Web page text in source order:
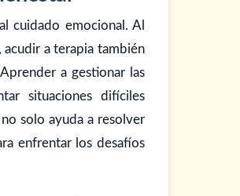
cuidado emocional. Al
acudir a terapia también
a gestionar las
situaciones difíciles
solo ayuda a resolver
enfrentar los desafíos